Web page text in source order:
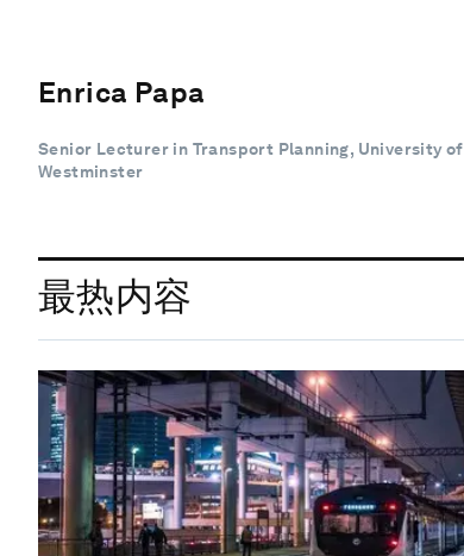
Enrica Papa
Senior Lecturer in Transport Planning, University of
Westminster
最热内容